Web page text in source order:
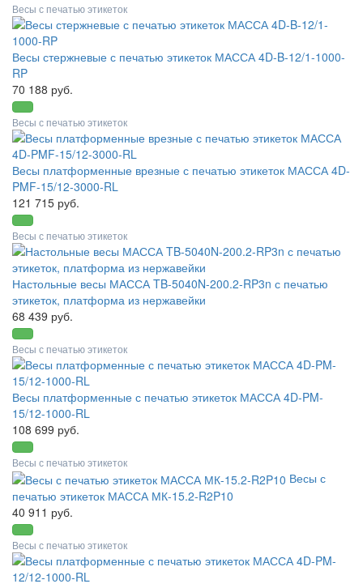
Весы с печатью этикеток
Весы стержневые с печатью этикеток МАССА 4D-B-12/1-1000-
RP
70 188 руб.
Весы с печатью этикеток
Весы платформенные врезные с печатью этикеток МАССА 4D-
PMF-15/12-3000-RL
121 715 руб.
Весы с печатью этикеток
Настольные весы МАССА TB-5040N-200.2-RP3n с печатью
этикеток, платформа из нержавейки
68 439 руб.
Весы с печатью этикеток
Весы платформенные с печатью этикеток МАССА 4D-PM-
15/12-1000-RL
108 699 руб.
Весы с печатью этикеток
Весы с
печатью этикеток МАССА МК-15.2-R2P10
40 911 руб.
Весы с печатью этикеток